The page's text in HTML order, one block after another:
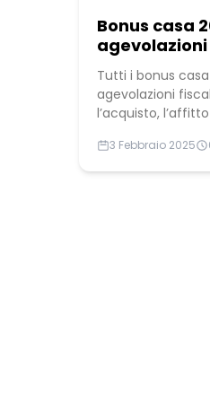
Bonus casa
Tutti i bonus
agevolazioni
l’acquisto, l’affitto
3 Febbraio 2025